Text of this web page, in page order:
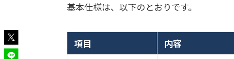
基本仕様は、以下のとおりです。
項目
内容